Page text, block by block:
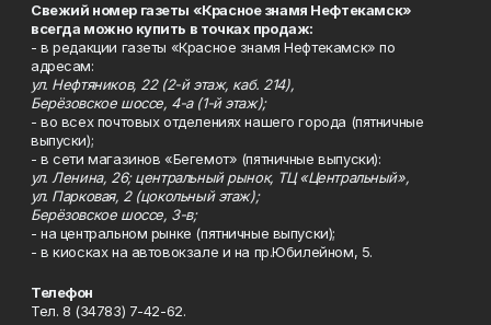
Свежий номер газеты «Красное знамя Нефтекамск»
всегда можно купить в точках продаж:
- в редакции газеты «Красное знамя Нефтекамск» по
адресам:
ул. Нефтяников, 22 (2-й этаж, каб. 214),
Берёзовское шоссе, 4-а (1-й этаж);
- во всех почтовых отделениях нашего города (пятничные
выпуски);
- в сети магазинов «Бегемот» (пятничные выпуски):
ул. Ленина, 26; центральный рынок, ТЦ «Центральный»,
ул. Парковая, 2 (цокольный этаж);
Берёзовское шоссе, 3-в;
- на центральном рынке (пятничные выпуски);
- в киосках на автовокзале и на пр.Юбилейном, 5.
Телефон
Тел. 8 (34783) 7-42-62.